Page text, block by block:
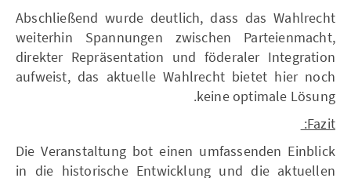
Abschließend wurde deutlich, dass das Wahlrecht
weiterhin Spannungen zwischen Parteienmacht,
direkter Repräsentation und föderaler Integration
aufweist, das aktuelle Wahlrecht bietet hier noch
keine optimale Lösung.
Fazit:
Die Veranstaltung bot einen umfassenden Einblick
in die historische Entwicklung und die aktuellen